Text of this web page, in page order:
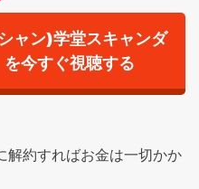
ャン)学堂スキャンダ
今すぐ視聴する
解約すればお金は一切かか